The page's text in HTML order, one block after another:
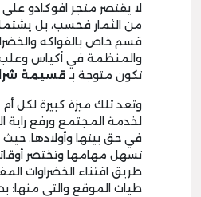
لا يقتصر متجر افوكادو على
من الثمار فحسب، بل
قسم خاص بالفواكه
والمنظمة في أكياس
تكون متوجة بـ قسيمة
وتعد تلك ميزة كبيرة لكل
لخدمة المجتمع ورفع راية
في حق بيتها وأولادها،
تسهل مهامها وتختصر
طريق اقتناء الخضراوات
طيات الموقع والتي